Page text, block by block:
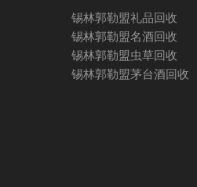
锡林郭勒盟礼品回收
锡林郭勒盟名酒回收
锡林郭勒盟虫草回收
锡林郭勒盟茅台酒回收